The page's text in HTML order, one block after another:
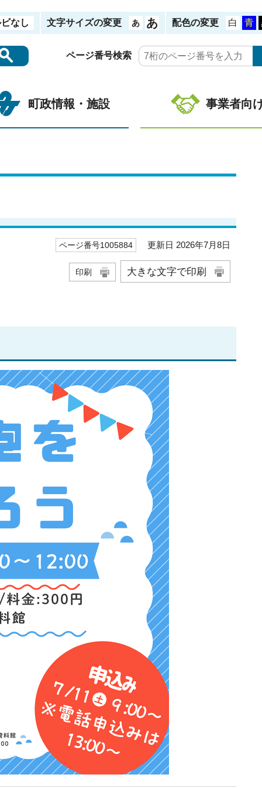
なし 文字サイズの変更 配色の変更
ページ番号検索
町政情報・施設 事業者向
ページ番号1005884 更新日 2026年7月8日
印刷 大きな文字で印刷